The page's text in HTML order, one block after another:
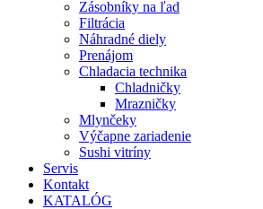
Zásobníky na ľad
Filtrácia
Náhradné diely
Prenájom
Chladacia technika
Chladničky
Mrazničky
Mlynčeky
Výčapne zariadenie
Sushi vitríny
Servis
Kontakt
KATALÓG